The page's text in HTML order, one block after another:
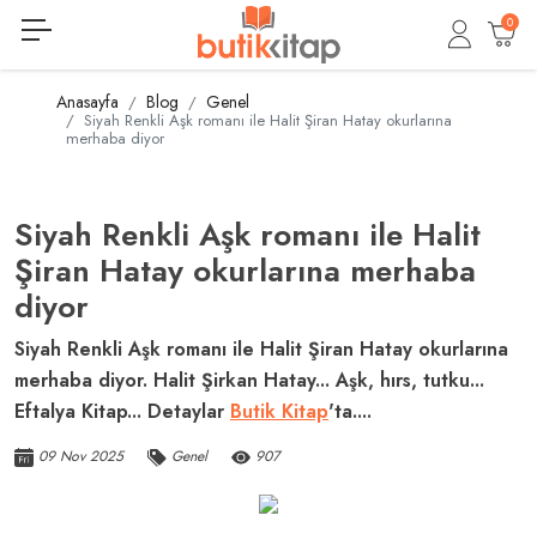
0
Anasayfa Blog Genel
Siyah Renkli Aşk romanı ile Halit Şiran Hatay okurlarına
merhaba diyor
Siyah Renkli Aşk romanı ile Halit
Şiran Hatay okurlarına merhaba
diyor
Siyah Renkli Aşk romanı ile Halit Şiran Hatay okurlarına
merhaba diyor. Halit Şirkan Hatay... Aşk, hırs, tutku...
Eftalya Kitap... Detaylar Butik Kitap'ta....
09 Nov 2025 Genel 907